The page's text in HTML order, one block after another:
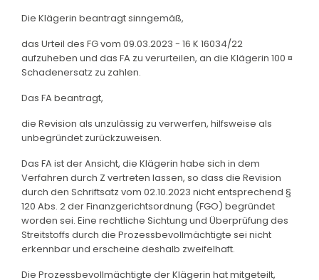
Die Klägerin beantragt sinngemäß,
das Urteil des FG vom 09.03.2023 - 16 K 16034/22
aufzuheben und das FA zu verurteilen, an die Klägerin 100 ¤
Schadenersatz zu zahlen.
Das FA beantragt,
die Revision als unzulässig zu verwerfen, hilfsweise als
unbegründet zurückzuweisen.
Das FA ist der Ansicht, die Klägerin habe sich in dem
Verfahren durch Z vertreten lassen, so dass die Revision
durch den Schriftsatz vom 02.10.2023 nicht entsprechend §
120 Abs. 2 der Finanzgerichtsordnung (FGO) begründet
worden sei. Eine rechtliche Sichtung und Überprüfung des
Streitstoffs durch die Prozessbevollmächtigte sei nicht
erkennbar und erscheine deshalb zweifelhaft.
Die Prozessbevollmächtigte der Klägerin hat mitgeteilt,